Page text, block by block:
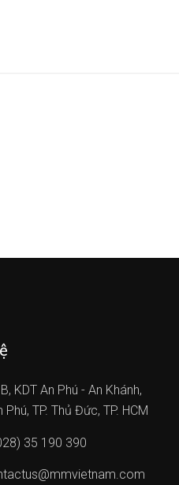
KDT An Phú - An Khánh,
Phú, TP. Thủ Đức, TP. HCM
35 190 390